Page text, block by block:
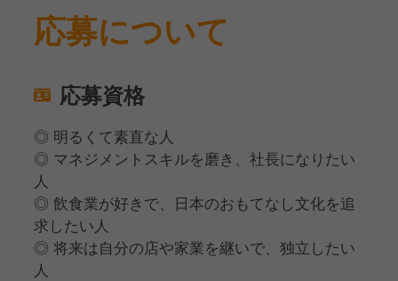
応募について
応募資格
◎ 明るくて素直な人
◎ マネジメントスキルを磨き、社長になりたい
人
◎ 飲食業が好きで、日本のおもてなし文化を追
求したい人
◎ 将来は自分の店や家業を継いで、独立したい
人